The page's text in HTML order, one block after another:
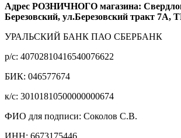
Адрес РОЗНИЧНОГО магазина:
Березовский, ул.Березовский тракт 7А,
УРАЛЬСКИЙ БАНК ПАО СБЕРБАНК
р/c: 40702810416540076622
БИК: 046577674
к/c: 30101810500000000674
ФИО для подписи: Соколов С.В.
ИНН: 6673175446